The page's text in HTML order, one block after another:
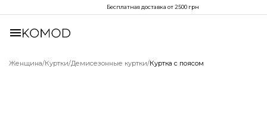
Бесплатная доставка от 2500 грн
Женщина/Куртки/Демисезонные куртки/Куртка с поясом